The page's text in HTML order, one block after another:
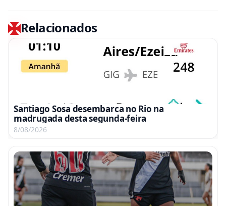
Relacionados
Santiago Sosa desembarca no Rio na
madrugada desta segunda-feira
8/08/2026